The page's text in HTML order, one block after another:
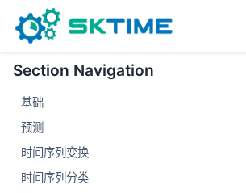
Section Navigation
基础
预测
时间序列变换
时间序列分类